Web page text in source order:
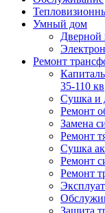
Умный дом
Дверной
Ремонт
35-110 кв
Сушка и
Ремонт
Замена
Ремонт
Сушка
Ремонт
Ремонт
Защита